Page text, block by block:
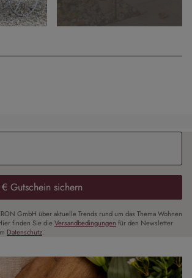
Gutschein sichern
GmbH über aktuelle Trends rund um das Thema Wohnen
finden Sie die Versandbedingungen für den Newsletter
Datenschutz.